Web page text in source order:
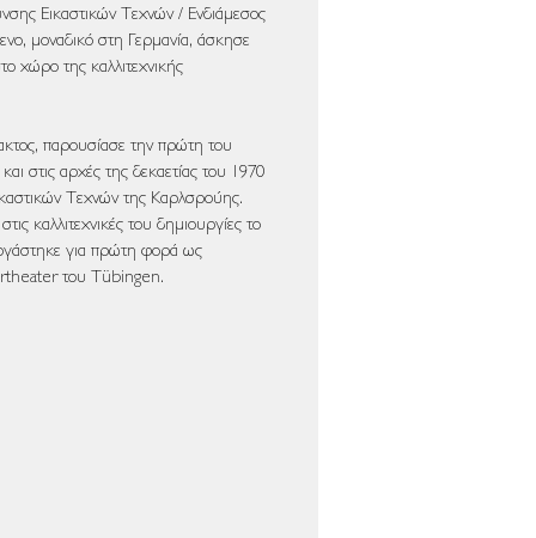
Εικαστικών Τεχνών / Ενδιάμεσος
μοναδικό στη Γερμανία, άσκησε
χώρο της καλλιτεχνικής
παρουσίασε την πρώτη του
στις αρχές της δεκαετίας του 1970
Τεχνών της Καρλσρούης.
καλλιτεχνικές του δημιουργίες το
για πρώτη φορά ως
του Tübingen.